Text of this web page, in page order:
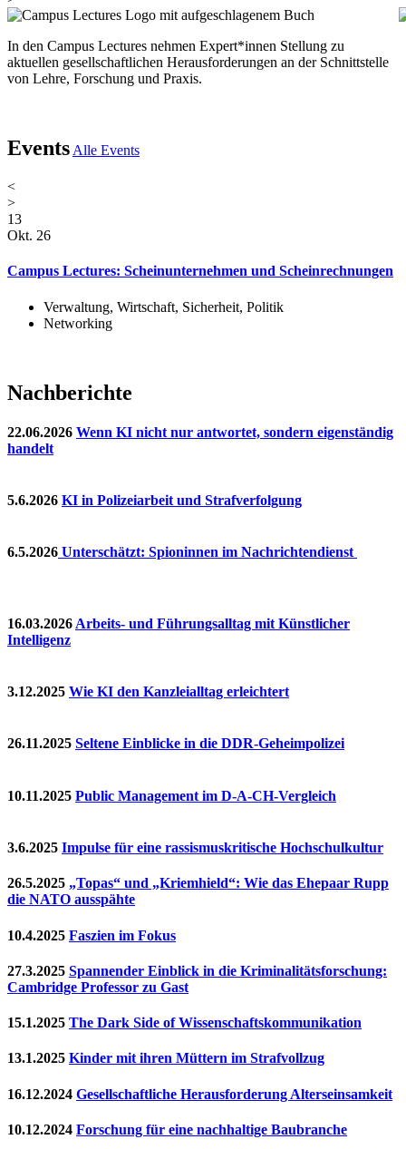
In den Campus Lectures nehmen Expert*innen Stellung zu
aktuellen gesellschaftlichen Herausforderungen an der Schnittstelle
von Lehre, Forschung und Praxis.
Events Alle Events
<
>
13
Okt. 26
Campus Lectures: Scheinunternehmen und Scheinrechnungen
Verwaltung, Wirtschaft, Sicherheit, Politik
Networking
Nachberichte
22.06.2026 Wenn KI nicht nur antwortet, sondern eigenständig
handelt
5.6.2026 KI in Polizeiarbeit und Strafverfolgung
6.5.2026 Unterschätzt: Spioninnen im Nachrichtendienst
16.03.2026 Arbeits- und Führungsalltag mit Künstlicher
Intelligenz
3.12.2025 Wie KI den Kanzleialltag erleichtert
26.11.2025 Seltene Einblicke in die DDR-Geheimpolizei
10.11.2025 Public Management im D-A-CH-Vergleich
3.6.2025 Impulse für eine rassismuskritische Hochschulkultur
26.5.2025 „Topas“ und „Kriemhield“: Wie das Ehepaar Rupp
die NATO ausspähte
10.4.2025 Faszien im Fokus
27.3.2025 Spannender Einblick in die Kriminalitätsforschung:
Cambridge Professor zu Gast
15.1.2025 The Dark Side of Wissenschaftskommunikation
13.1.2025 Kinder mit ihren Müttern im Strafvollzug
16.12.2024 Gesellschaftliche Herausforderung Alterseinsamkeit
10.12.2024 Forschung für eine nachhaltige Baubranche